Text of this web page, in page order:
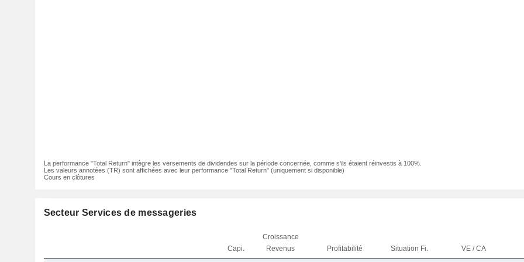
La performance "Total Return" intègre les versements de dividendes sur la période concernée, comme s'ils étaient réinvestis à 100%.
Les valeurs annotées (TR) sont affichées avec leur performance "Total Return" (uniquement si disponible)
Cours en clôtures
Secteur Services de messageries
Capi.
Croissance
Revenus
Profitabilité Situation Fi. VE / CA